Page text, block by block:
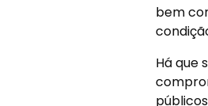
bem
Há que